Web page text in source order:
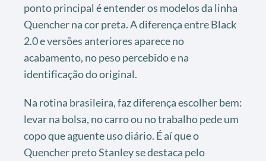
ponto principal é entender os modelos da linha
Quencher na cor preta. A diferença entre Black
2.0 e versões anteriores aparece no
acabamento, no peso percebido e na
identificação do original.
Na rotina brasileira, faz diferença escolher bem:
levar na bolsa, no carro ou no trabalho pede um
copo que aguente uso diário. É aí que o
Quencher preto Stanley se destaca pelo